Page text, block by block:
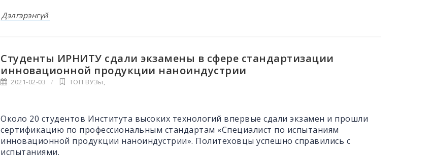
Дэлгэрэнгүй
Студенты ИРНИТУ сдали экзамены в сфере стандартизации
инновационной продукции наноиндустрии
2021-02-03 ТОП ВУЗы,
Около 20 студентов Института высоких технологий впервые сдали экзамен и прошли
сертификацию по профессиональным стандартам «Специалист по испытаниям
инновационной продукции наноиндустрии». Политеховцы успешно справились с
испытаниями.